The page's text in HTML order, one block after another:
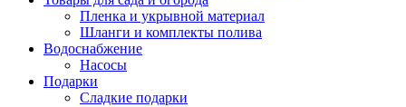
Пленка и укрывной материал
Шланги и комплекты полива
Водоснабжение
Насосы
Подарки
Cладкие подарки